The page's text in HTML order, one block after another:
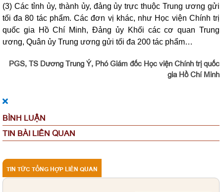
(3) Các tỉnh ủy, thành ủy, đảng ủy trực thuộc Trung ương gửi
tối đa 80 tác phẩm. Các đơn vị khác, như Học viện Chính trị
quốc gia Hồ Chí Minh, Đảng ủy Khối các cơ quan Trung
ương, Quân ủy Trung ương gửi tối đa 200 tác phẩm…
PGS, TS Dương Trung Ý, Phó Giám đốc Học viện Chính trị quốc
gia Hồ Chí Minh
BÌNH LUẬN
TIN BÀI LIÊN QUAN
TIN TỨC TỔNG HỢP LIÊN QUAN